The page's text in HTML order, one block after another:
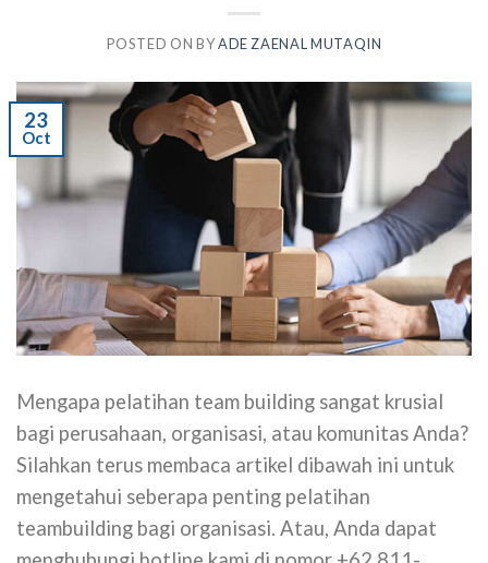
POSTED ON BYADE ZAENAL MUTAQIN
23
Oct
Mengapa pelatihan team building sangat krusial
bagi perusahaan, organisasi, atau komunitas Anda?
Silahkan terus membaca artikel dibawah ini untuk
mengetahui seberapa penting pelatihan
teambuilding bagi organisasi. Atau, Anda dapat